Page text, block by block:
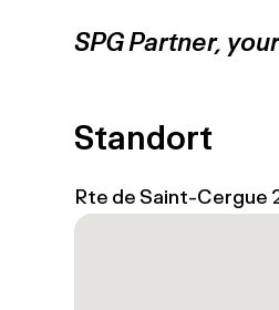
SPG Partner,
Standort
Rte de Saint-Cergue